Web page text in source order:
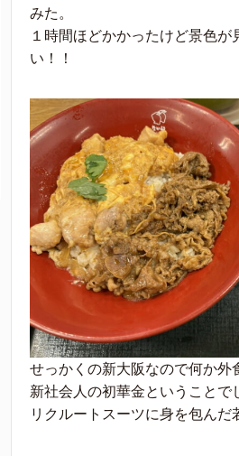
みた。
１時間ほどかかったけど景色が
い！！
せっかくの新大阪なので何か外
新社会人の初華金ということで
リクルートスーツに身を包んだ